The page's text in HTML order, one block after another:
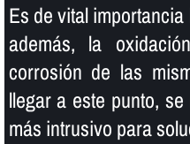
Es de vital
además, la
corrosión de las
llegar a este punto,
más intrusivo para